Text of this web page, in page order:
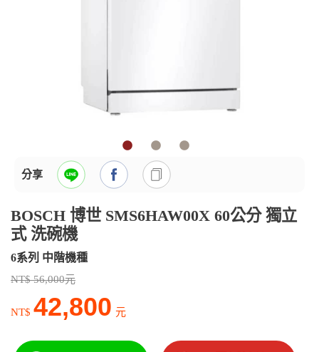
分享
BOSCH 博世 SMS6HAW00X 60公分 獨立
式 洗碗機
6系列 中階機種
NT$ 56,000元
NT$ 42,800 元